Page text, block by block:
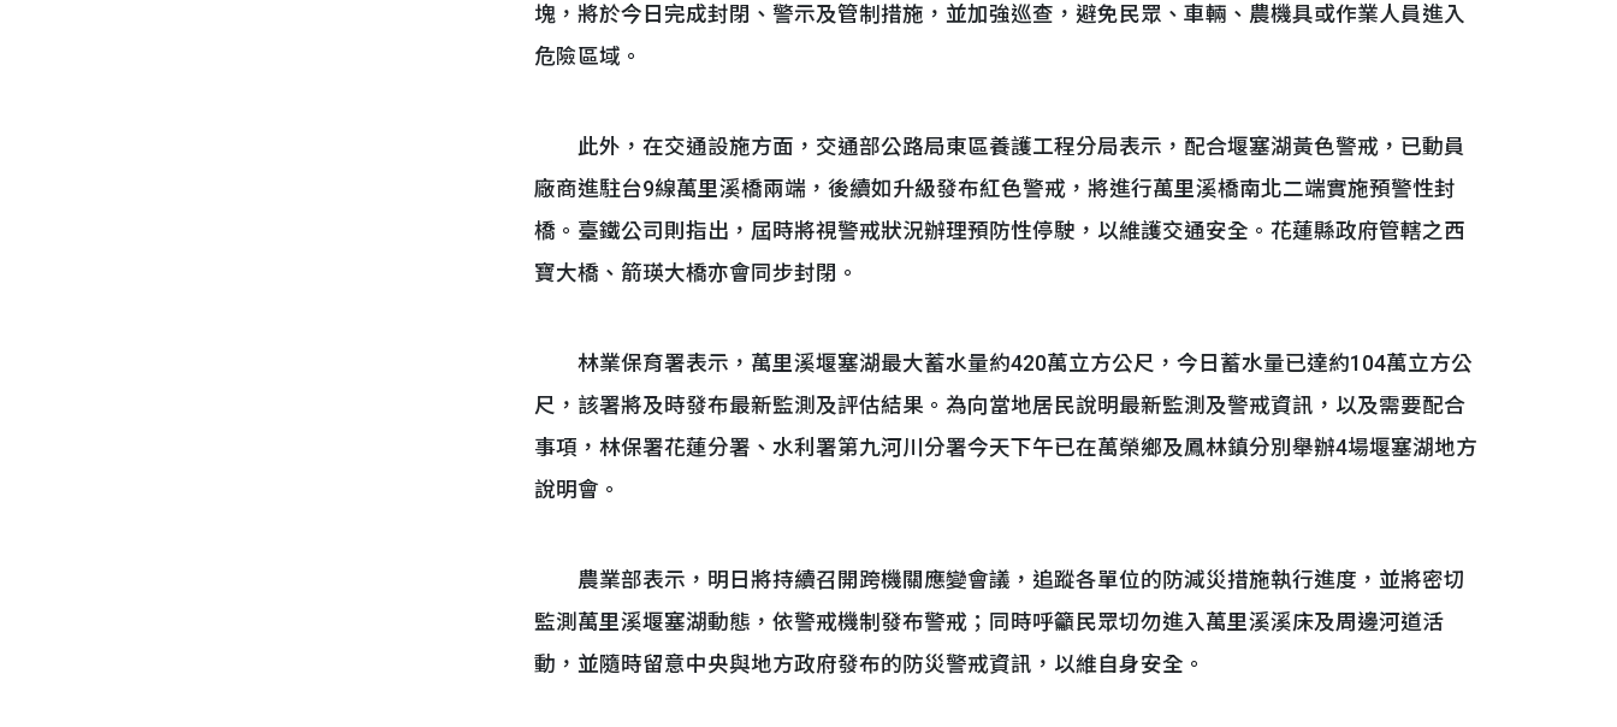
塊，將於今日完成封閉、警示及管制措施，並加強巡查，避免民眾、車輛、農機具或作業人員進入
危險區域。
此外，在交通設施方面，交通部公路局東區養護工程分局表示，配合堰塞湖黃色警戒，已動員
廠商進駐台9線萬里溪橋兩端，後續如升級發布紅色警戒，將進行萬里溪橋南北二端實施預警性封
橋。臺鐵公司則指出，屆時將視警戒狀況辦理預防性停駛，以維護交通安全。花蓮縣政府管轄之西
寶大橋、箭瑛大橋亦會同步封閉。
林業保育署表示，萬里溪堰塞湖最大蓄水量約420萬立方公尺，今日蓄水量已達約104萬立方公
尺，該署將及時發布最新監測及評估結果。為向當地居民說明最新監測及警戒資訊，以及需要配合
事項，林保署花蓮分署、水利署第九河川分署今天下午已在萬榮鄉及鳳林鎮分別舉辦4場堰塞湖地方
說明會。
農業部表示，明日將持續召開跨機關應變會議，追蹤各單位的防減災措施執行進度，並將密切
監測萬里溪堰塞湖動態，依警戒機制發布警戒；同時呼籲民眾切勿進入萬里溪溪床及周邊河道活
動，並隨時留意中央與地方政府發布的防災警戒資訊，以維自身安全。